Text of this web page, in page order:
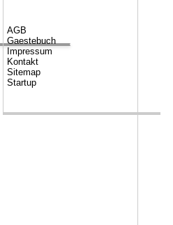
AGB
Gaestebuch
Impressum
Kontakt
Sitemap
Startup